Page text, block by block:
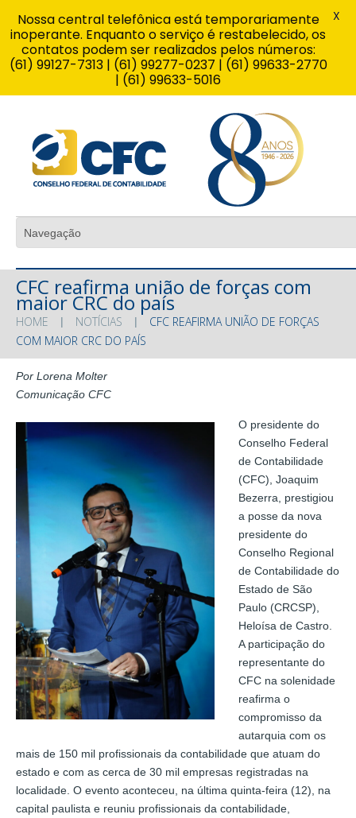
CFC reafirma união de forças com
maior CRC do país
HOME NOTÍCIAS
CFC REAFIRMA UNIÃO DE FORÇAS
COM MAIOR CRC DO PAÍS
Por Lorena Molter
Comunicação CFC
O presidente do
Conselho Federal
de Contabilidade
(CFC), Joaquim
Bezerra, prestigiou
a posse da nova
presidente do
Conselho Regional
de Contabilidade do
Estado de São
Paulo (CRCSP),
Heloísa de Castro.
A participação do
representante do
CFC na solenidade
reafirma o
compromisso da
autarquia com os
mais de 150 mil profissionais da contabilidade que atuam do
estado e com as cerca de 30 mil empresas registradas na
localidade. O evento aconteceu, na última quinta-feira (12), na
capital paulista e reuniu profissionais da contabilidade,
Nossa central telefônica está temporariamente
inoperante. Enquanto o serviço é restabelecido, os
contatos podem ser realizados pelos números:
(61) 99127-7313 | (61) 99277-0237 | (61) 99633-2770
| (61) 99633-5016
X